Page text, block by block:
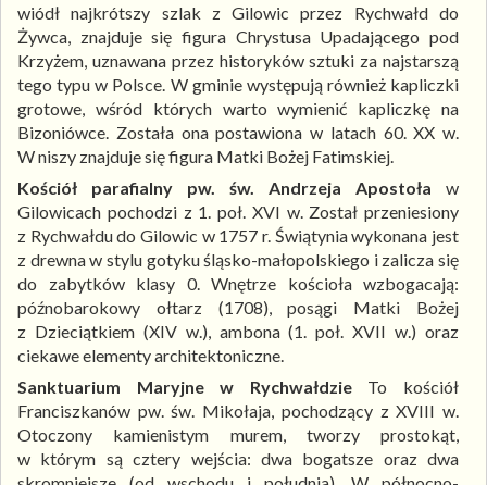
wiódł najkrótszy szlak z Gilowic przez Rychwałd do
Żywca, znajduje się figura Chrystusa Upadającego pod
Krzyżem, uznawana przez historyków sztuki za najstarszą
tego typu w Polsce. W gminie występują również kapliczki
grotowe, wśród których warto wymienić kapliczkę na
Bizoniówce. Została ona postawiona w latach 60. XX w.
W niszy znajduje się figura Matki Bożej Fatimskiej.
Kościół parafialny pw. św. Andrzeja Apostoła w
Gilowicach pochodzi z 1. poł. XVI w. Został przeniesiony
z Rychwałdu do Gilowic w 1757 r. Świątynia wykonana jest
z drewna w stylu gotyku śląsko-małopolskiego i zalicza się
do zabytków klasy 0. Wnętrze kościoła wzbogacają:
późnobarokowy ołtarz (1708), posągi Matki Bożej
z Dzieciątkiem (XIV w.), ambona (1. poł. XVII w.) oraz
ciekawe elementy architektoniczne.
Sanktuarium Maryjne w RychwałdzieTo kościół
Franciszkanów pw. św. Mikołaja, pochodzący z XVIII w.
Otoczony kamienistym murem, tworzy prostokąt,
w którym są cztery wejścia: dwa bogatsze oraz dwa